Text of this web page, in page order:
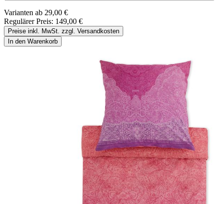
Varianten ab 29,00 €
Regulärer Preis: 149,00 €
Preise inkl. MwSt. zzgl. Versandkosten
In den Warenkorb